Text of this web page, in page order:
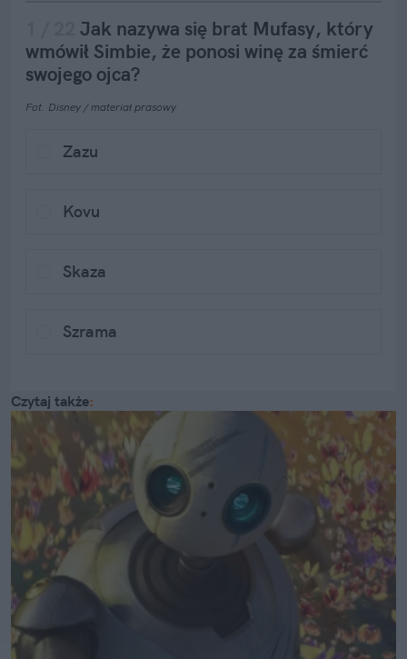
Jak nazywa się brat Mufasy, który
wmówił Simbie, że ponosi winę za śmierć
swojego ojca?
Fot. Disney / materiał prasowy
Zazu
Kovu
Skaza
Szrama
Czytaj także: